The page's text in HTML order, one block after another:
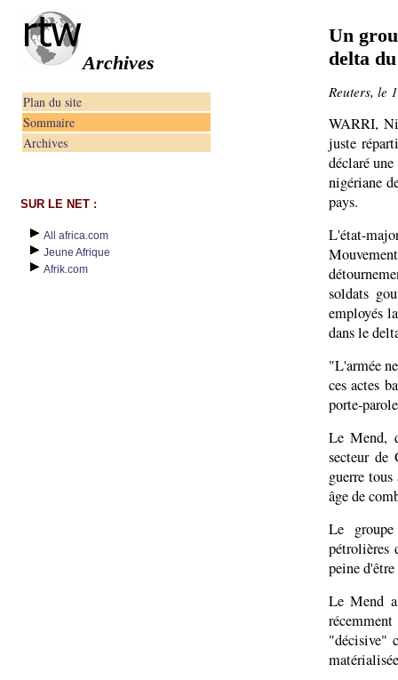
Archives
Plan du site
Sommaire
Archives
SUR LE NET :
All africa.com
Jeune Afrique
Afrik.com
Un
delta
Reuters, le
WARRI,
juste
déclaré
nigériane
pays.
L'état-
soldats
employés
dans le
"L'armée
ces actes
porte-
Le Mend,
secteur de
guerre
âge de
Le
pétrolières
peine
Le Mend
"décisive"